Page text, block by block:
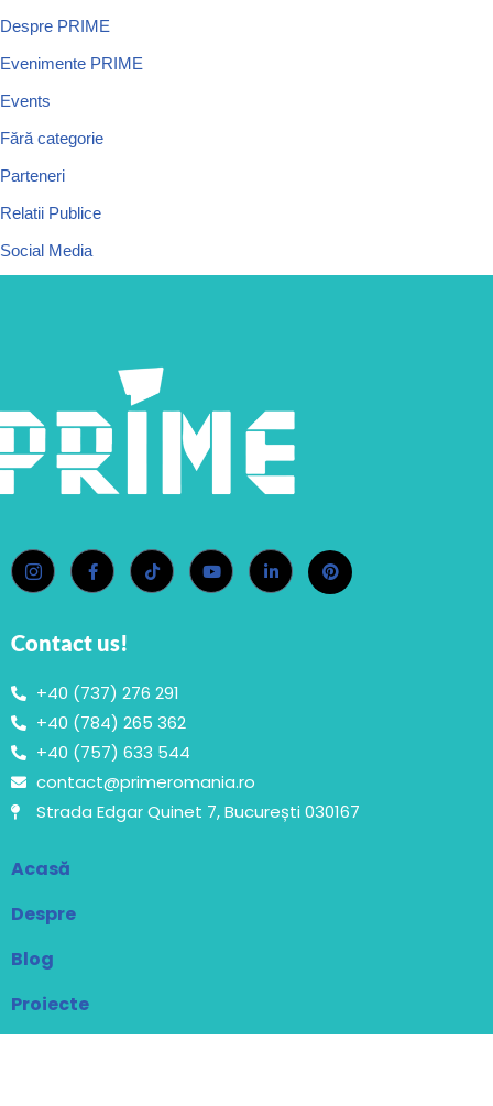
Despre PRIME
Evenimente PRIME
Events
Fără categorie
Parteneri
Relatii Publice
Social Media
Contact us!
+40 (737) 276 291
+40 (784) 265 362
+40 (757) 633 544
contact@primeromania.ro
Strada Edgar Quinet 7, București 030167
Acasă
Despre
Blog
Proiecte